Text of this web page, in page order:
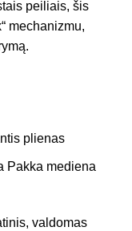
peiliais, šis
mechanizmu,
plienas
Pakka mediena
valdomas